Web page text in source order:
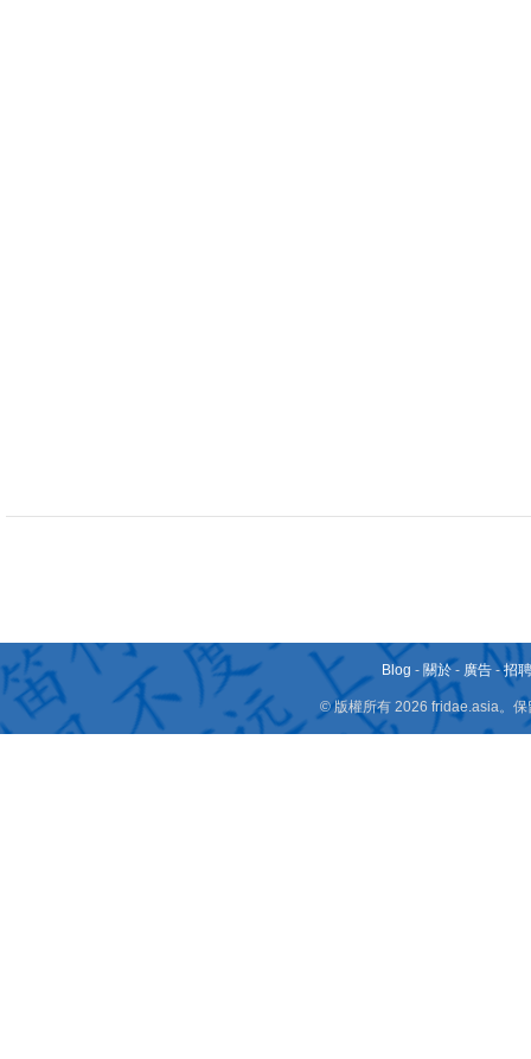
Blog - 關於 - 廣告 -招
© 版權所有 2026 fridae.asia。